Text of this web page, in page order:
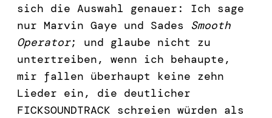
sich die Auswahl genauer: Ich sage
nur Marvin Gaye und Sades Smooth
Operator; und glaube nicht zu
untertreiben, wenn ich behaupte,
mir fallen überhaupt keine zehn
Lieder ein, die deutlicher
FICKSOUNDTRACK schreien würden als